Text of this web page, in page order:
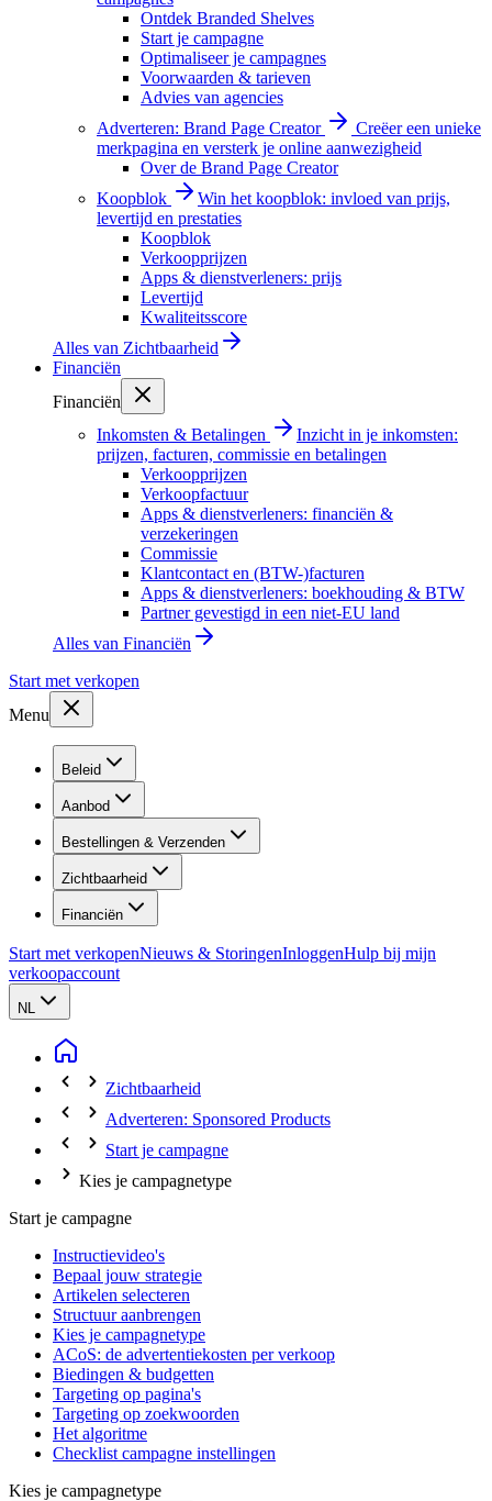
Ontdek Branded Shelves
Start je campagne
Optimaliseer je campagnes
Voorwaarden & tarieven
Advies van agencies
Adverteren: Brand Page Creator
Creëer een unieke
merkpagina en versterk je online aanwezigheid
Over de Brand Page Creator
Koopblok
Win het koopblok: invloed van prijs,
levertijd en prestaties
Koopblok
Verkoopprijzen
Apps & dienstverleners: prijs
Levertijd
Kwaliteitsscore
Alles van Zichtbaarheid
Financiën
Financiën
Inkomsten & Betalingen
Inzicht in je inkomsten:
prijzen, facturen, commissie en betalingen
Verkoopprijzen
Verkoopfactuur
Apps & dienstverleners: financiën &
verzekeringen
Commissie
Klantcontact en (BTW-)facturen
Apps & dienstverleners: boekhouding & BTW
Partner gevestigd in een niet-EU land
Alles van Financiën
Start met verkopen
Menu
Beleid
Aanbod
Bestellingen & Verzenden
Zichtbaarheid
Financiën
Start met verkopenNieuws & StoringenInloggenHulp bij mijn
verkoopaccount
NL
Zichtbaarheid
Adverteren: Sponsored Products
Start je campagne
Kies je campagnetype
Start je campagne
Instructievideo's
Bepaal jouw strategie
Artikelen selecteren
Structuur aanbrengen
Kies je campagnetype
ACoS: de advertentiekosten per verkoop
Biedingen & budgetten
Targeting op pagina's
Targeting op zoekwoorden
Het algoritme
Checklist campagne instellingen
Kies je campagnetype